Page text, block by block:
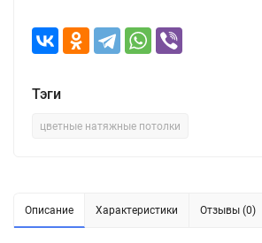
Тэги
цветные натяжные потолки
Описание Характеристики Отзывы (0)